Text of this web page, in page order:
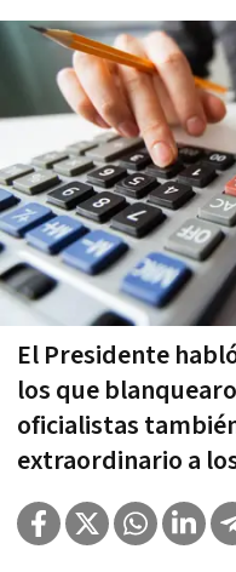
El Presidente
los que
oficialistas
extraordinario a